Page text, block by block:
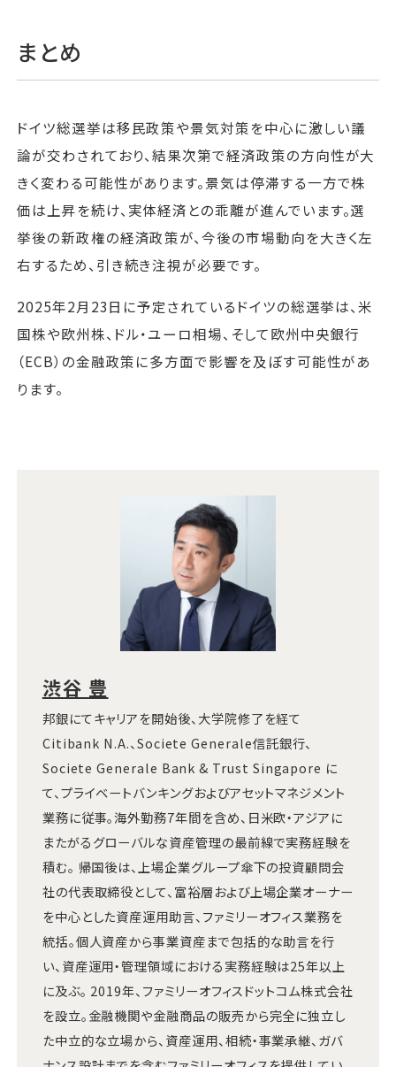
まとめ
ドイツ総選挙は移民政策や景気対策を中心に激しい議
論が交わされており、結果次第で経済政策の方向性が大
きく変わる可能性があります。景気は停滞する一方で株
価は上昇を続け、実体経済との乖離が進んでいます。選
挙後の新政権の経済政策が、今後の市場動向を大きく左
右するため、引き続き注視が必要です。
2025年2月23日に予定されているドイツの総選挙は、米
国株や欧州株、ドル・ユーロ相場、そして欧州中央銀行
（ECB）の金融政策に多方面で影響を及ぼす可能性があ
ります。
渋谷 豊
邦銀にてキャリアを開始後、大学院修了を経て
Citibank N.A.、Societe Generale信託銀行、
Societe Generale Bank & Trust Singapore に
て、プライベートバンキングおよびアセットマネジメント
業務に従事。海外勤務7年間を含め、日米欧・アジアに
またがるグローバルな資産管理の最前線で実務経験を
積む。 帰国後は、上場企業グループ傘下の投資顧問会
社の代表取締役として、富裕層および上場企業オーナー
を中心とした資産運用助言、ファミリーオフィス業務を
統括。個人資産から事業資産まで包括的な助言を行
い、資産運用・管理領域における実務経験は25年以上
に及ぶ。 2019年、ファミリーオフィスドットコム株式会社
を設立。金融機関や金融商品の販売から完全に独立し
た中立的な立場から、資産運用、相続・事業承継、ガバ